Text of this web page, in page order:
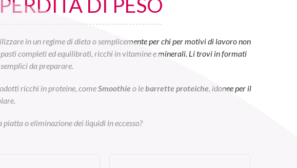
in un regime di dieta o semplicemente per chi per motivi di lavoro non
completi ed equilibrati, ricchi in vitamine e minerali. Li trovi in formati
semplici da preparare.
ricchi in proteine, come Smoothie o le barrette proteiche , idonee per il
piatta o eliminazione dei liquidi in eccesso?